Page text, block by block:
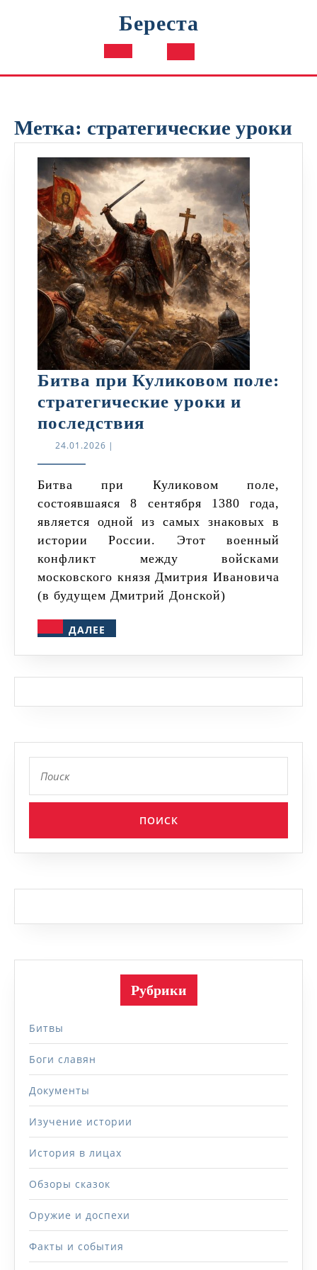
Береста
Кнопка
Метка: стратегические уроки
Битва при Куликовом поле:
стратегические уроки и
последствия
поле:
стратегические
уроки
и
последствия
24.01.2026 24.01.2026
|
Битва при Куликовом поле,
состоявшаяся 8 сентября 1380 года,
является одной из самых знаковых в
истории России. Этот военный
конфликт между войсками
московского князя Дмитрия Ивановича
(в будущем Дмитрий Донской)
ДАЛЕЕ
Рубрики
Битвы
Боги славян
Документы
Изучение истории
История в лицах
Обзоры сказок
Оружие и доспехи
Факты и события